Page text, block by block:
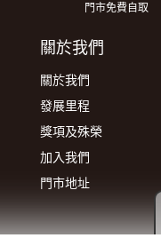
門市免費自取
關於我們
關於我們
發展里程
獎項及殊榮
加入我們
門市地址